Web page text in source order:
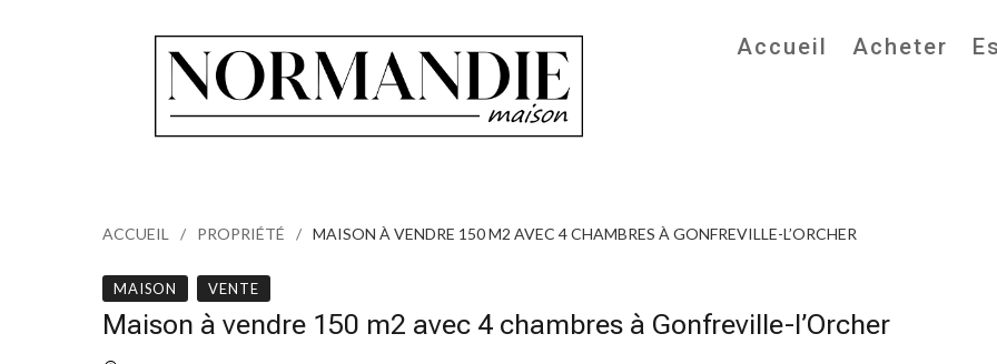
Accueil Acheter
ACCUEIL PROPRIÉTÉ MAISON À VENDRE 150 M2 AVEC 4 CHAMBRES À GONFREVILLE-L’ORCHER
MAISON VENTE
Maison à vendre 150 m2 avec 4 chambres à Gonfreville-l’Orcher